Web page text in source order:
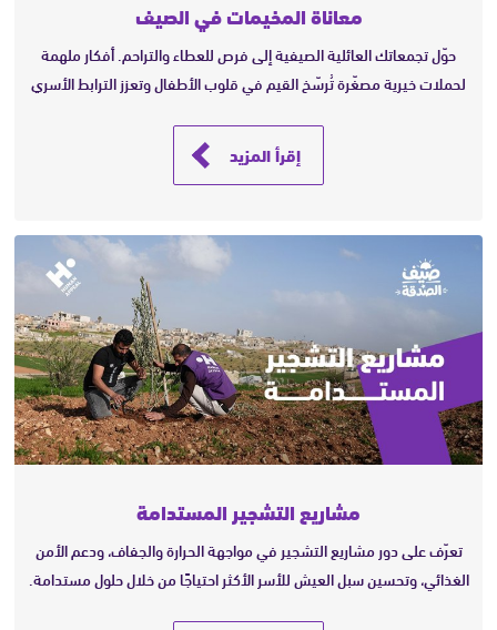
معاناة المخيمات في الصيف
حوّل تجمعاتك العائلية الصيفية إلى فرص للعطاء والتراحم. أفكار ملهمة
لحملات خيرية مصغّرة تُرسّخ القيم في قلوب الأطفال وتعزز الترابط الأسري
إقرأ المزيد
مشاريع التشجير المستدامة
تعرّف على دور مشاريع التشجير في مواجهة الحرارة والجفاف، ودعم الأمن
الغذائي، وتحسين سبل العيش للأسر الأكثر احتياجًا من خلال حلول مستدامة.